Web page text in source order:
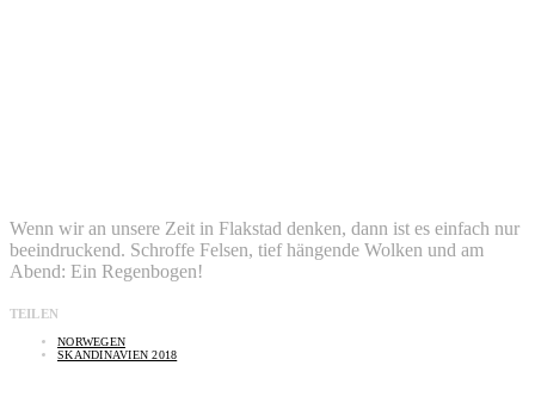
Wenn wir an unsere Zeit in Flakstad denken, dann ist es einfach nur
beeindruckend. Schroffe Felsen, tief hängende Wolken und am
Abend: Ein Regenbogen!
TEILEN
NORWEGEN
SKANDINAVIEN 2018